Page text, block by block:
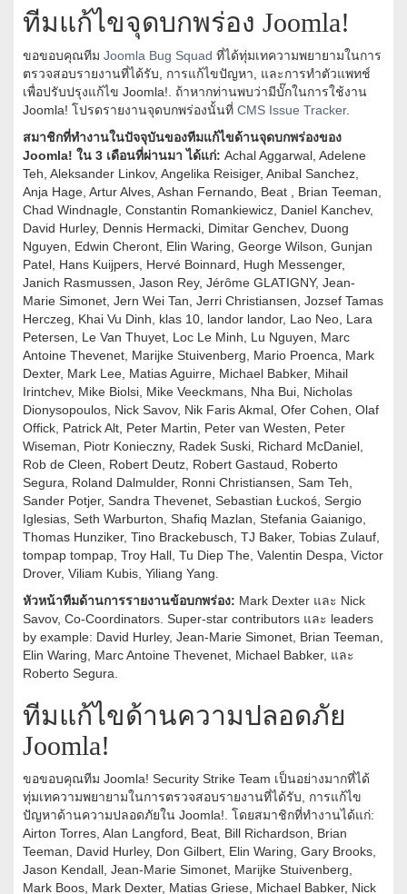
ทีมแก้ไขจุดบกพร่อง Joomla!
ขอขอบคุณทีม Joomla Bug Squad ที่ได้ทุ่มเทความพยายามในการ
ตรวจสอบรายงานที่ได้รับ, การแก้ไขปัญหา, และการทำตัวแพทช์
เพื่อปรับปรุงแก้ไข Joomla!. ถ้าหากท่านพบว่ามีบั๊กในการใช้งาน
Joomla! โปรดรายงานจุดบกพร่องนั้นที่ CMS Issue Tracker.
สมาชิกที่ทำงานในปัจจุบันของทีมแก้ไขด้านจุดบกพร่องของ
Joomla! ใน 3 เดือนที่ผ่านมา ได้แก่: Achal Aggarwal, Adelene
Teh, Aleksander Linkov, Angelika Reisiger, Anibal Sanchez,
Anja Hage, Artur Alves, Ashan Fernando, Beat , Brian Teeman,
Chad Windnagle, Constantin Romankiewicz, Daniel Kanchev,
David Hurley, Dennis Hermacki, Dimitar Genchev, Duong
Nguyen, Edwin Cheront, Elin Waring, George Wilson, Gunjan
Patel, Hans Kuijpers, Hervé Boinnard, Hugh Messenger,
Janich Rasmussen, Jason Rey, Jérôme GLATIGNY, Jean-
Marie Simonet, Jern Wei Tan, Jerri Christiansen, Jozsef Tamas
Herczeg, Khai Vu Dinh, klas 10, landor landor, Lao Neo, Lara
Petersen, Le Van Thuyet, Loc Le Minh, Lu Nguyen, Marc
Antoine Thevenet, Marijke Stuivenberg, Mario Proenca, Mark
Dexter, Mark Lee, Matias Aguirre, Michael Babker, Mihail
Irintchev, Mike Biolsi, Mike Veeckmans, Nha Bui, Nicholas
Dionysopoulos, Nick Savov, Nik Faris Akmal, Ofer Cohen, Olaf
Offick, Patrick Alt, Peter Martin, Peter van Westen, Peter
Wiseman, Piotr Konieczny, Radek Suski, Richard McDaniel,
Rob de Cleen, Robert Deutz, Robert Gastaud, Roberto
Segura, Roland Dalmulder, Ronni Christiansen, Sam Teh,
Sander Potjer, Sandra Thevenet, Sebastian Łuckoś, Sergio
Iglesias, Seth Warburton, Shafiq Mazlan, Stefania Gaianigo,
Thomas Hunziker, Tino Brackebusch, TJ Baker, Tobias Zulauf,
tompap tompap, Troy Hall, Tu Diep The, Valentin Despa, Victor
Drover, Viliam Kubis, Yiliang Yang.
หัวหน้าทีมด้านการรายงานข้อบกพร่อง: Mark Dexter และ Nick
Savov, Co-Coordinators. Super-star contributors และ leaders
by example: David Hurley, Jean-Marie Simonet, Brian Teeman,
Elin Waring, Marc Antoine Thevenet, Michael Babker, และ
Roberto Segura.
ทีมแก้ไขด้านความปลอดภัย
Joomla!
ขอขอบคุณทีม Joomla! Security Strike Team เป็นอย่างมากที่ได้
ทุ่มเทความพยายามในการตรวจสอบรายงานที่ได้รับ, การแก้ไข
ปัญหาด้านความปลอดภัยใน Joomla!. โดยสมาชิกที่ทำงานได้แก่:
Airton Torres, Alan Langford, Beat, Bill Richardson, Brian
Teeman, David Hurley, Don Gilbert, Elin Waring, Gary Brooks,
Jason Kendall, Jean-Marie Simonet, Marijke Stuivenberg,
Mark Boos, Mark Dexter, Matias Griese, Michael Babker, Nick